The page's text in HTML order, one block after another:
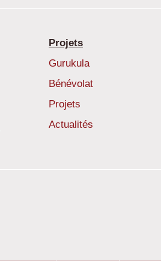
Projets
Gurukula
Bénévolat
Projets
Actualités